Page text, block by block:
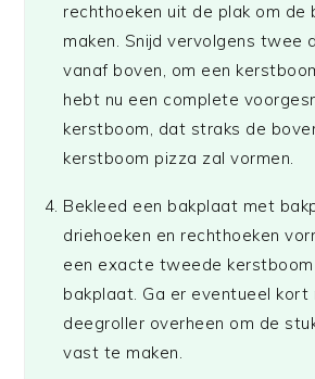
rechthoeken uit de plak om de
maken. Snijd vervolgens twee
vanaf boven, om een
hebt nu een complete
kerstboom, dat straks de
kerstboom pizza zal vormen.
Bekleed een bakplaat met
driehoeken en rechthoeken
een exacte tweede
bakplaat. Ga er eventueel kort
deegroller overheen om de
vast te maken.